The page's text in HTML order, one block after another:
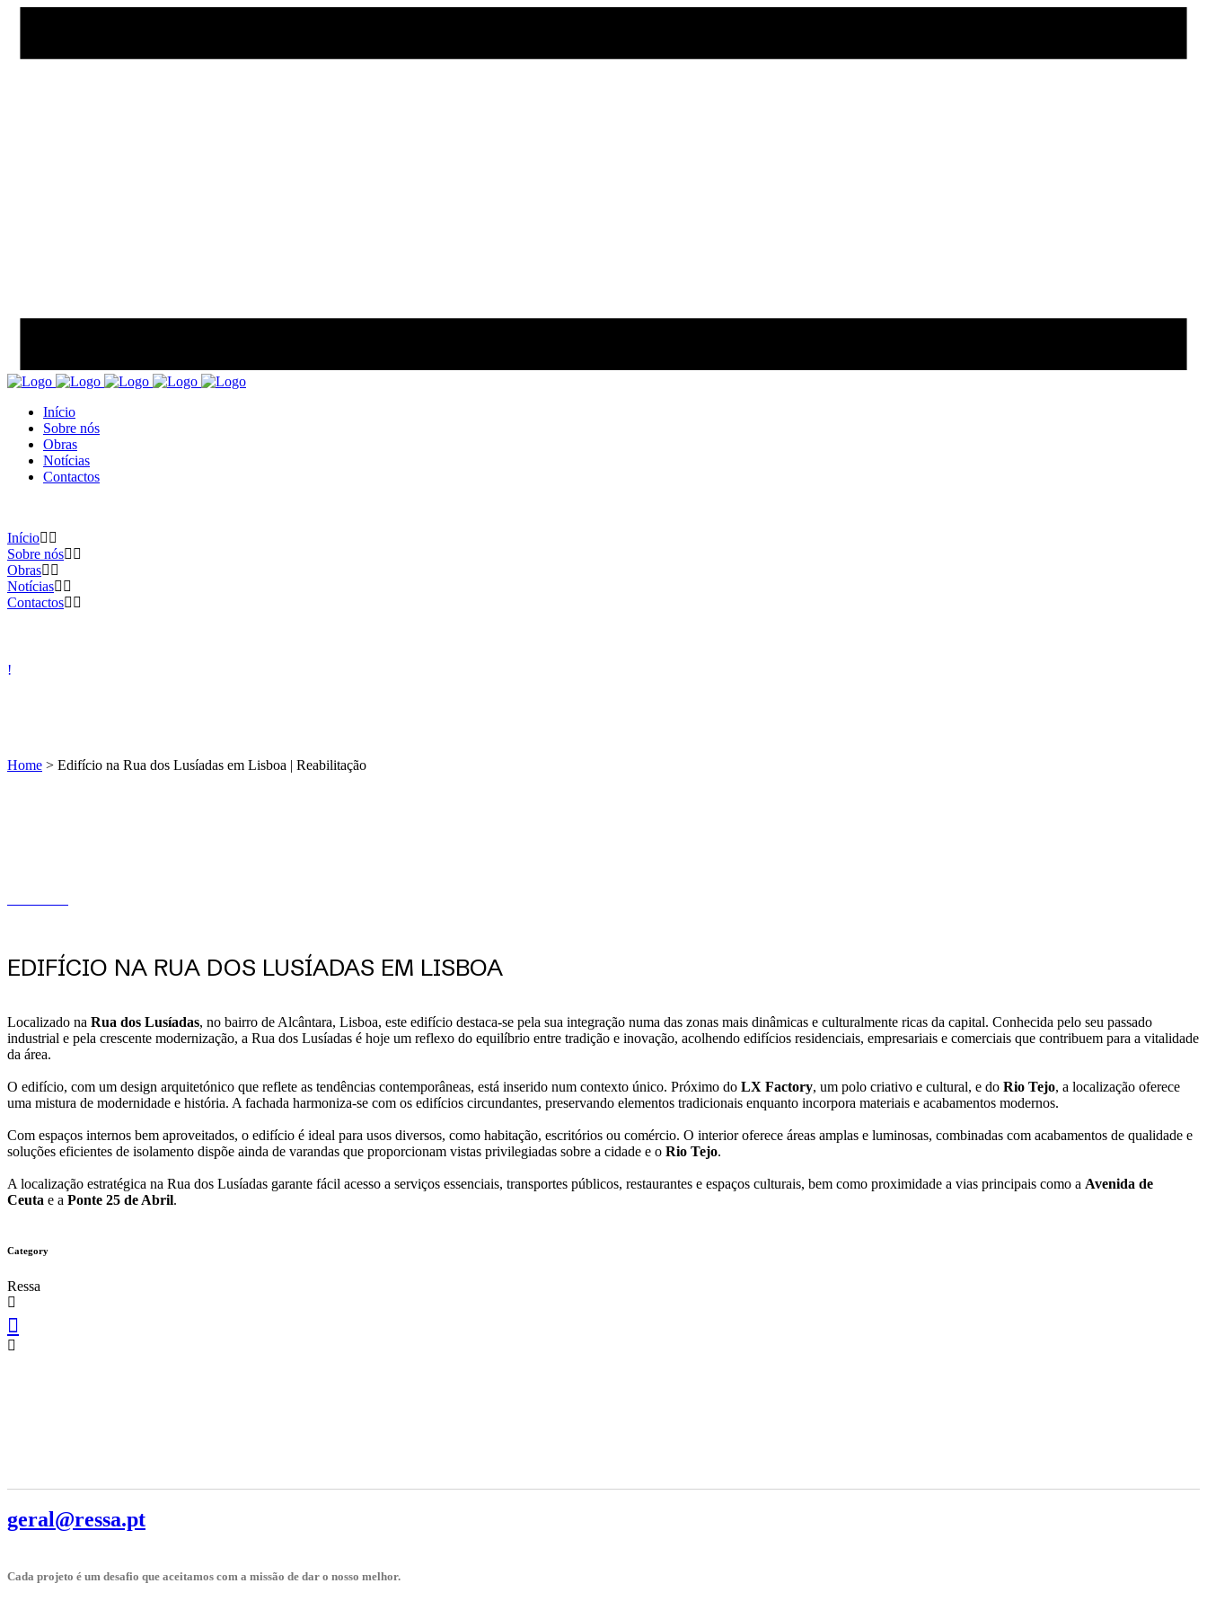
Início
Sobre nós
Obras
Notícias
Contactos
Início
Sobre nós
Obras
Notícias
Contactos
Home > Edifício na Rua dos Lusíadas em Lisboa | Reabilitação
EDIFÍCIO NA RUA DOS LUSÍADAS EM LISBOA
Localizado na Rua dos Lusíadas, no bairro de Alcântara, Lisboa, este edifício destaca-se pela sua integração numa das zonas mais dinâmicas e culturalmente ricas da capital. Conhecida pelo seu passado
industrial e pela crescente modernização, a Rua dos Lusíadas é hoje um reflexo do equilíbrio entre tradição e inovação, acolhendo edifícios residenciais, empresariais e comerciais que contribuem para a vitalidade
da área.
O edifício, com um design arquitetónico que reflete as tendências contemporâneas, está inserido num contexto único. Próximo do LX Factory, um polo criativo e cultural, e do Rio Tejo, a localização oferece
uma mistura de modernidade e história. A fachada harmoniza-se com os edifícios circundantes, preservando elementos tradicionais enquanto incorpora materiais e acabamentos modernos.
Com espaços internos bem aproveitados, o edifício é ideal para usos diversos, como habitação, escritórios ou comércio. O interior oferece áreas amplas e luminosas, combinadas com acabamentos de qualidade e
soluções eficientes de isolamento dispõe ainda de varandas que proporcionam vistas privilegiadas sobre a cidade e o Rio Tejo.
A localização estratégica na Rua dos Lusíadas garante fácil acesso a serviços essenciais, transportes públicos, restaurantes e espaços culturais, bem como proximidade a vias principais como a Avenida de
Ceuta e a Ponte 25 de Abril.
Category
Ressa
geral@ressa.pt
Cada projeto é um desafio que aceitamos com a missão de dar o nosso melhor.